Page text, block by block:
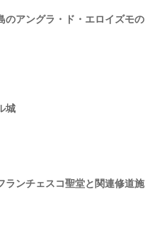
のアングラ・ド・エロイズモの
城
ランチェスコ聖堂と関連修道施